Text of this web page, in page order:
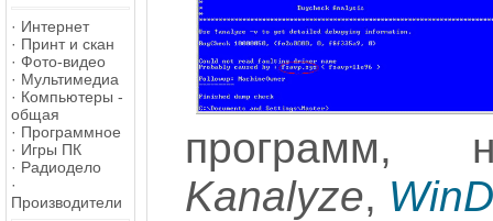
· Интернет
· Принт и скан
· Фото-видео
· Мультимедиа
· Компьютеры -
общая
· Программное
· Игры ПК
· Радиодело
·
Производители
программ,
Kanalyze,